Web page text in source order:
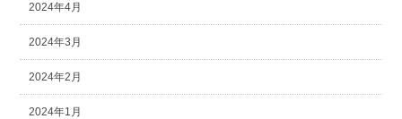
2024年4月
2024年3月
2024年2月
2024年1月